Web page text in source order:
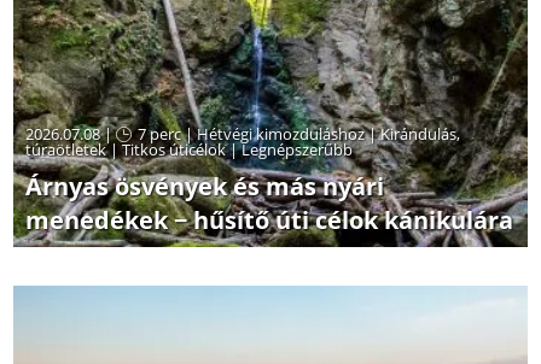
2026.07.08 | 7 perc|Hétvégi kimozduláshoz|Kirándulás,
túraötletek|Titkos úticélok|Legnépszerűbb
Árnyas ösvények és más nyári
menedékek − hűsítő úti célok kánikulára